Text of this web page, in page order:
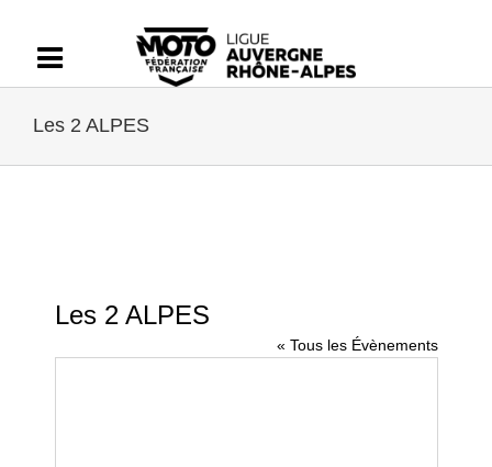
contenu
Les 2 ALPES
Les 2 ALPES
« Tous les Évènements